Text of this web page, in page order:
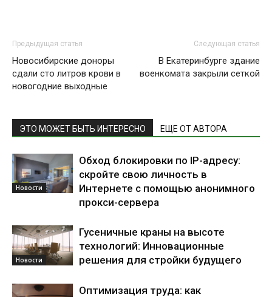
Предыдущая статья
Новосибирские доноры
сдали сто литров крови в
новогодние выходные
Следующая статья
В Екатеринбурге здание
военкомата закрыли сеткой
ЭТО МОЖЕТ БЫТЬ ИНТЕРЕСНО ЕЩЕ ОТ АВТОРА
Новости
Обход блокировки по IP-адресу:
скройте свою личность в
Интернете с помощью анонимного
прокси-сервера
Новости
Гусеничные краны на высоте
технологий: Инновационные
решения для стройки будущего
Оптимизация труда: как